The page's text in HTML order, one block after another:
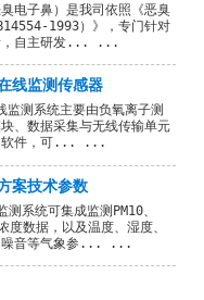
电子鼻）是我司依照《恶臭
1993）》，专门针对
，自主研发... ...
线监测传感器
监测系统主要由负氧离子测
、数据采集与无线传输单元
软件，可... ...
案技术参数
系统可集成监测PM10、
度数据，以及温度、湿度、
噪音等气象参... ...